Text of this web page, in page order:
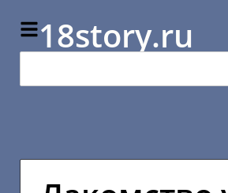
18story.ru